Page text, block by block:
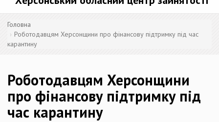
Головна
Роботодавцям Херсонщини про фінансову підтримку під час
карантину
Роботодавцям Херсонщини
про фінансову підтримку під
час карантину